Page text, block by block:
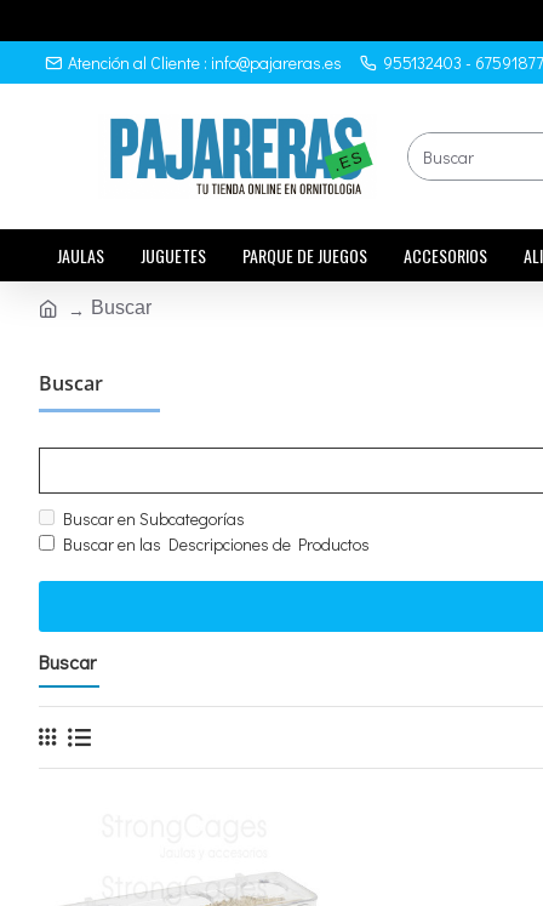
Atención al Cliente : info@pajareras.es
955132403 -
JAULAS JUGUETES PARQUE DE JUEGOS ACCESORIOS
Buscar
Buscar
Buscar en Subcategorías
Buscar en las Descripciones de Productos
Buscar